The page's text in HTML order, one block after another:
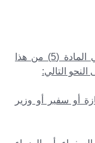
مع مراعاة الشروط المنصوص عليها في المادة (5) من هذا
التالي:
أو سفير أو وزير